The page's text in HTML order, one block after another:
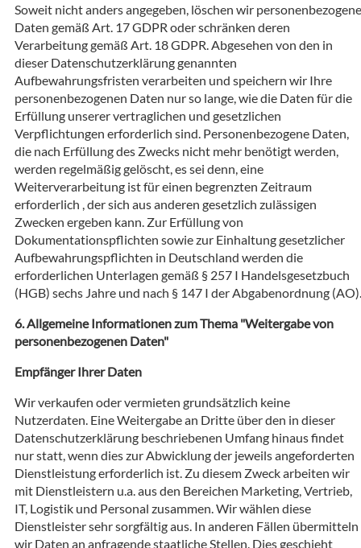
Soweit nicht anders angegeben, löschen wir personenbezogene
Daten gemäß Art. 17 GDPR oder schränken deren
Verarbeitung gemäß Art. 18 GDPR. Abgesehen von den in
dieser Datenschutzerklärung genannten
Aufbewahrungsfristen verarbeiten und speichern wir Ihre
personenbezogenen Daten nur so lange, wie die Daten für die
Erfüllung unserer vertraglichen und gesetzlichen
Verpflichtungen erforderlich sind. Personenbezogene Daten,
die nach Erfüllung des Zwecks nicht mehr benötigt werden,
werden regelmäßig gelöscht, es sei denn, eine
Weiterverarbeitung ist für einen begrenzten Zeitraum
erforderlich , der sich aus anderen gesetzlich zulässigen
Zwecken ergeben kann. Zur Erfüllung von
Dokumentationspflichten sowie zur Einhaltung gesetzlicher
Aufbewahrungspflichten in Deutschland werden die
erforderlichen Unterlagen gemäß § 257 I Handelsgesetzbuch
(HGB) sechs Jahre und nach § 147 I der Abgabenordnung (AO).
Allgemeine Informationen zum Thema "Weitergabe von
personenbezogenen Daten"
Empfänger Ihrer Daten
Wir verkaufen oder vermieten grundsätzlich keine
Nutzerdaten. Eine Weitergabe an Dritte über den in dieser
Datenschutzerklärung beschriebenen Umfang hinaus findet
nur statt, wenn dies zur Abwicklung der jeweils angeforderten
Dienstleistung erforderlich ist. Zu diesem Zweck arbeiten wir
mit Dienstleistern u.a. aus den Bereichen Marketing, Vertrieb,
IT, Logistik und Personal zusammen. Wir wählen diese
Dienstleister sehr sorgfältig aus. In anderen Fällen übermitteln
wir Daten an anfragende staatliche Stellen. Dies geschieht